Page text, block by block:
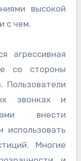
высокой
с чем.
агрессивная
со стороны
Пользователи
звонках и
внести
использовать
Многие